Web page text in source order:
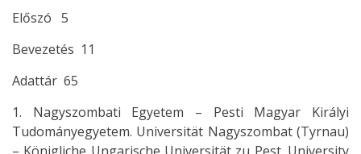
Előszó 5
Bevezetés 11
Adattár 65
1. Nagyszombati Egyetem – Pesti Magyar Királyi
Tudományegyetem. Universität Nagyszombat (Tyrnau)